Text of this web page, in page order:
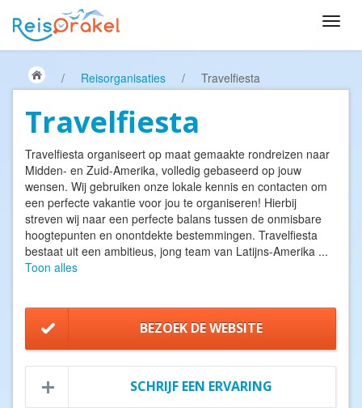
/ Reisorganisaties / Travelfiesta
Travelfiesta
Travelfiesta organiseert op maat gemaakte rondreizen naar
Midden- en Zuid-Amerika, volledig gebaseerd op jouw
wensen. Wij gebruiken onze lokale kennis en contacten om
een perfecte vakantie voor jou te organiseren! Hierbij
streven wij naar een perfecte balans tussen de onmisbare
hoogtepunten en onontdekte bestemmingen. Travelfiesta
bestaat uit een ambitieus, jong team van Latijns-Amerika ...
Toon alles
BEZOEK DE WEBSITE
SCHRIJF EEN ERVARING